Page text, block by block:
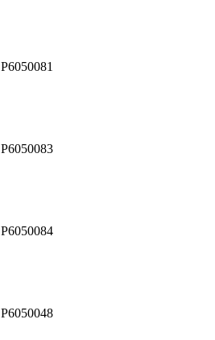
P6050081
P6050083
P6050084
P6050048